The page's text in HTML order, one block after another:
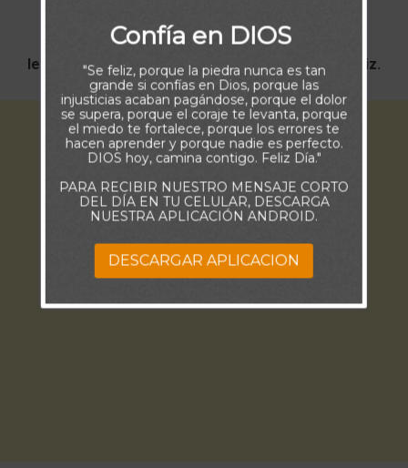
Muchas bendiciones van rumbo a ti para que te
levantes y empieces un nuevo día sonriente y feliz.
Confía en DIOS
"Se feliz, porque la piedra nunca es tan
grande si confías en Dios, porque las
injusticias acaban pagándose, porque el dolor
se supera, porque el coraje te levanta, porque
el miedo te fortalece, porque los errores te
hacen aprender y porque nadie es perfecto.
DIOS hoy, camina contigo. Feliz Día."
PARA RECIBIR NUESTRO MENSAJE CORTO
DEL DÍA EN TU CELULAR, DESCARGA
NUESTRA APLICACIÓN ANDROID.
DESCARGAR APLICACION